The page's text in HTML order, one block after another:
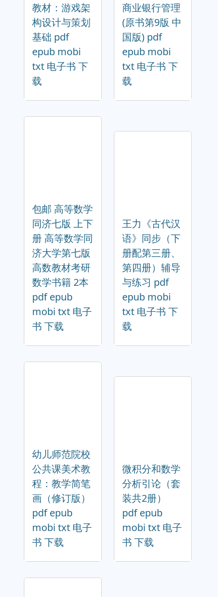
教材：游戏架
构设计与策划
基础 pdf
epub mobi
txt 电子书 下
载
商业银行管理
(原书第9版 中
国版) pdf
epub mobi
txt 电子书 下
载
包邮 高等数学
同济七版 上下
册 高等数学同
济大学第七版
高数教材考研
数学书籍 2本
pdf epub
mobi txt 电子
书 下载
王力《古代汉
语》同步（下
册配第三册、
第四册）辅导
与练习 pdf
epub mobi
txt 电子书 下
载
幼儿师范院校
公共课美术教
程：教学简笔
画（修订版）
pdf epub
mobi txt 电子
书 下载
微积分和数学
分析引论（套
装共2册）
pdf epub
mobi txt 电子
书 下载